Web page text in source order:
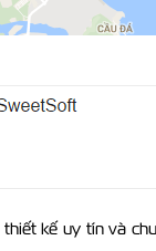
kế uy tín và